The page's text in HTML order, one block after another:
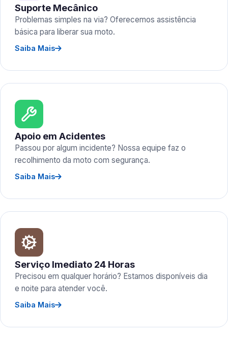
Suporte Mecânico
Problemas simples na via? Oferecemos assistência
básica para liberar sua moto.
Saiba Mais
Apoio em Acidentes
Passou por algum incidente? Nossa equipe faz o
recolhimento da moto com segurança.
Saiba Mais
Serviço Imediato 24 Horas
Precisou em qualquer horário? Estamos disponíveis dia
e noite para atender você.
Saiba Mais